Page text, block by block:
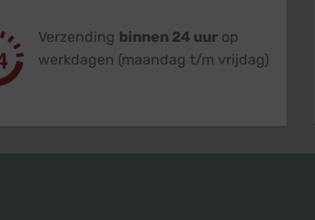
Verzending binnen 24 uurop
werkdagen (maandag t/m vrijdag)